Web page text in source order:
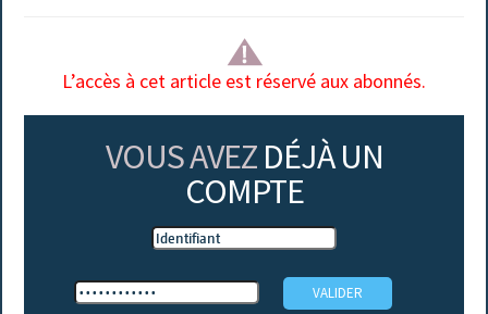
L’accès à cet article est réservé aux abonnés.
VOUS AVEZ DÉJÀ UN
COMPTE